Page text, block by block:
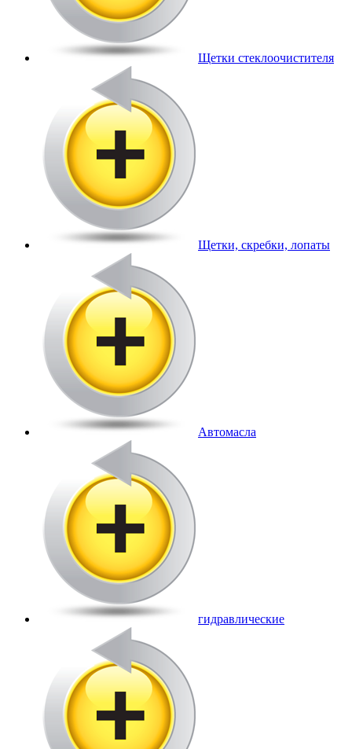
Щетки стеклоочистителя
Щетки, скребки, лопаты
Автомасла
гидравлические